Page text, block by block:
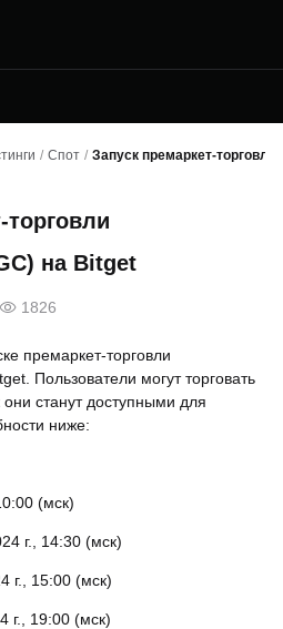
/ Спот / Запуск премаркет-
торговли
на Bitget
1826
премаркет-торговли
Пользователи могут торговать
станут доступными для
ниже:
(мск)
г., 14:30 (мск)
г., 15:00 (мск)
г., 19:00 (мск)